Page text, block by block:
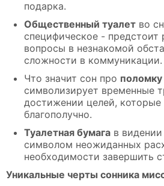
подарка.
Общественный туалет во
специфическое - предстоит
вопросы в незнакомой
сложности в коммуникации.
Что значит сон про поломку
символизирует временные
достижении целей, которые
благополучно.
Туалетная бумага в видении
символом неожиданных
необходимости завершить
Уникальные черты сонника